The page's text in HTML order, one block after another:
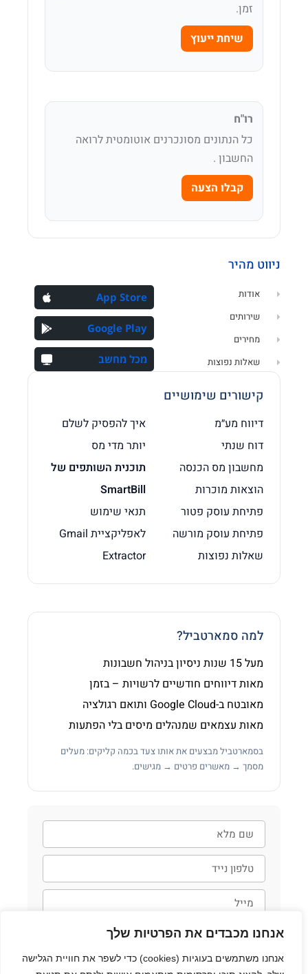
אנחנו מכבדים את הפרטיות שלך
אנחנו משתמשים בעוגיות (cookies) כדי לשפר את חוויית הגלישה
זמן.
שיחת ייעוץ
רו"ח
כל הנתונים מסונכרנים אוטומטית לרואה
החשבון .
קבלו הצעה
ניווט מהיר
אודות
שירותים
מחירים
שאלות נפוצות
App Store
Google Play
מכל מחשב
קישורים שימושיים
דיווח מע״מ
דוח שנתי
מחשבון מס הכנסה
הוצאות מוכרות
פתיחת עוסק פטור
פתיחת עוסק מורשה
שאלות נפוצות
איך להפסיק לשלם
יותר מדי מס
תוכנית השותפים של
SmartBill
תנאי שימוש
לאפליקציית Gmail
Extractor
למה סמארטביל?
מעל 15 שנות ניסיון בניהול חשבונות
מאות דיווחים חודשיים לרשויות – בזמן
מאובטח ב-Google Cloud ותואם רגולציה
מאות עצמאים שמנהלים מיסים בלי הפתעות
בסמארטביל מבצעים את אותו צעד בכמה קליקים: מעלים
מסמך → מאשרים פרטים → מגישים.
חזרו אליי